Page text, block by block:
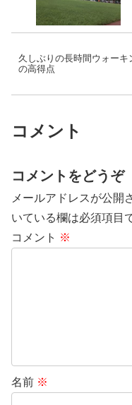
久しぶりの長時間ウォーキ
の高得点
コメント
コメントをどうぞ
メールアドレスが公開
いている欄は必須項目
コメント ※
名前 ※